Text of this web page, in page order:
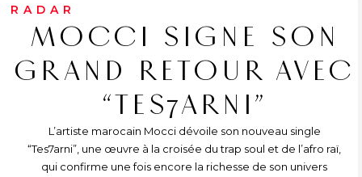
RADAR
MOCCI SIGNE SON
GRAND RETOUR AVEC
“TES7ARNI”
L’artiste marocain Mocci dévoile son nouveau single
“Tes7arni”, une œuvre à la croisée du trap soul et de l’afro raï,
qui confirme une fois encore la richesse de son univers